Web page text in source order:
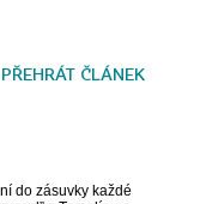
PŘEHRÁT ČLÁNEK
do zásuvky každé